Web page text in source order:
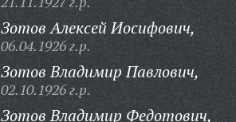
Зотов Алексей Иосифович,
06.04.1926 г.р.
Зотов Владимир Павлович,
02.10.1926 г.р.
Зотов Владимир Федотович,